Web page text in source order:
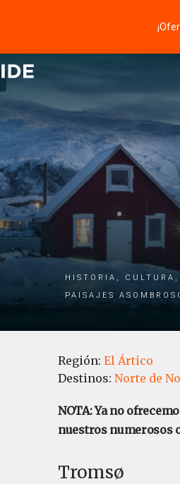
Historia, cultura,
paisajes
Región: El Ártico
Destinos: Norte de
NOTA: Ya no
nuestros numerosos
Tromsø